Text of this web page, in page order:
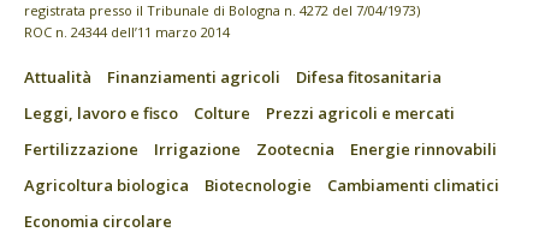
registrata presso il Tribunale di Bologna n. 4272 del 7/04/1973)
ROC n. 24344 dell’11 marzo 2014
Attualità Finanziamenti agricoli
Difesa fitosanitaria
Leggi, lavoro e fisco
Colture
Prezzi agricoli e mercati
Fertilizzazione
Irrigazione Zootecnia
Energie rinnovabili
Agricoltura biologica
Biotecnologie
Cambiamenti climatici
Economia circolare